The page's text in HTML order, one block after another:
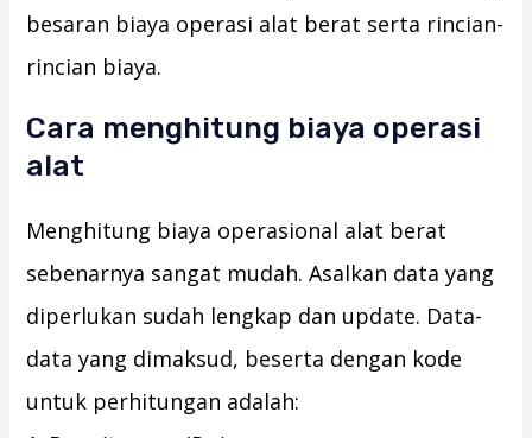
besaran biaya operasi alat berat serta rincian-
rincian biaya.
Cara menghitung biaya operasi
alat
Menghitung biaya operasional alat berat
sebenarnya sangat mudah. Asalkan data yang
diperlukan sudah lengkap dan update. Data-
data yang dimaksud, beserta dengan kode
untuk perhitungan adalah: